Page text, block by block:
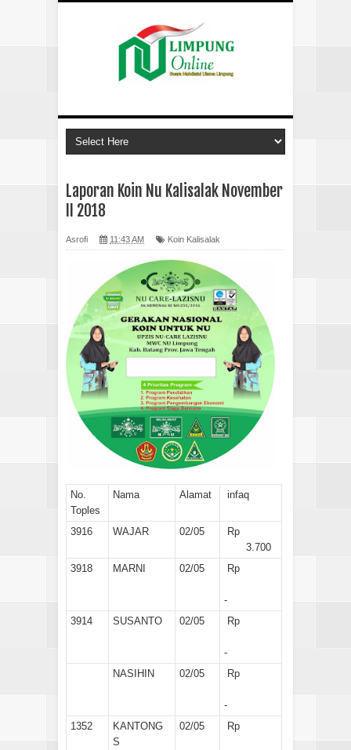
Laporan Koin Nu Kalisalak November
II 2018
Asrofi 11:43 AM Koin Kalisalak
No.
Toples
Nama Alamat infaq
3916 WAJAR 02/05
Rp
3.700
3918
MARNI 02/05 Rp
-
3914
SUSANTO 02/05 Rp
-
NASIHIN
02/05 Rp
-
1352
KANTONG
S
02/05 Rp